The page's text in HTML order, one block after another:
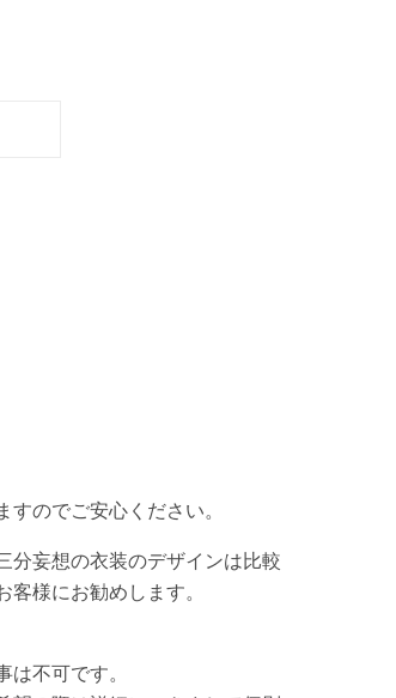
のでご安心ください。
妄想の衣装のデザインは比較
様にお勧めします。
不可です。